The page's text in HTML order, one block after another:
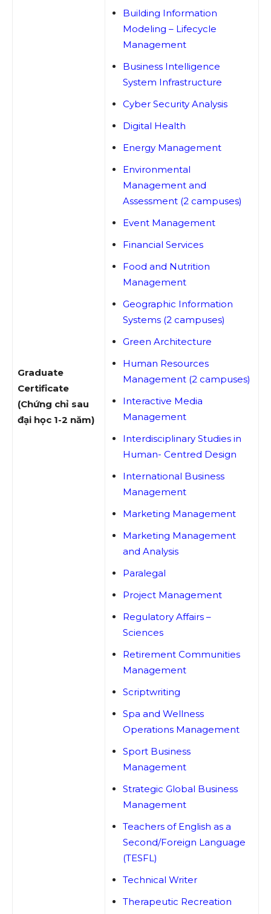
Graduate
Certificate
(Chứng chỉ sau
đại học 1-2 năm)
Building Information
Modeling – Lifecycle
Management
Business Intelligence
System Infrastructure
Cyber Security Analysis
Digital Health
Energy Management
Environmental
Management and
Assessment (2 campuses)
Event Management
Financial Services
Food and Nutrition
Management
Geographic Information
Systems (2 campuses)
Green Architecture
Human Resources
Management (2 campuses)
Interactive Media
Management
Interdisciplinary Studies in
Human- Centred Design
International Business
Management
Marketing Management
Marketing Management
and Analysis
Paralegal
Project Management
Regulatory Affairs –
Sciences
Retirement Communities
Management
Scriptwriting
Spa and Wellness
Operations Management
Sport Business
Management
Strategic Global Business
Management
Teachers of English as a
Second/Foreign Language
(TESFL)
Technical Writer
Therapeutic Recreation